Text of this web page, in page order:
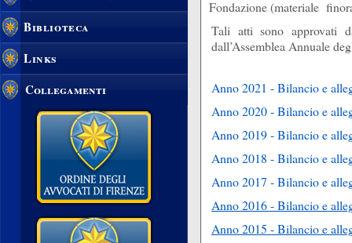
Biblioteca
Links
Collegamenti
Fondazione (materiale
Tali atti sono approvati
dall’Assemblea Annuale
Anno 2021 - Bilancio e
Anno 2020 - Bilancio e
Anno 2019 - Bilancio e
Anno 2018 - Bilancio e
Anno 2017 - Bilancio e
Anno 2016-Bilancio e
Anno 2015 -Bilancio e